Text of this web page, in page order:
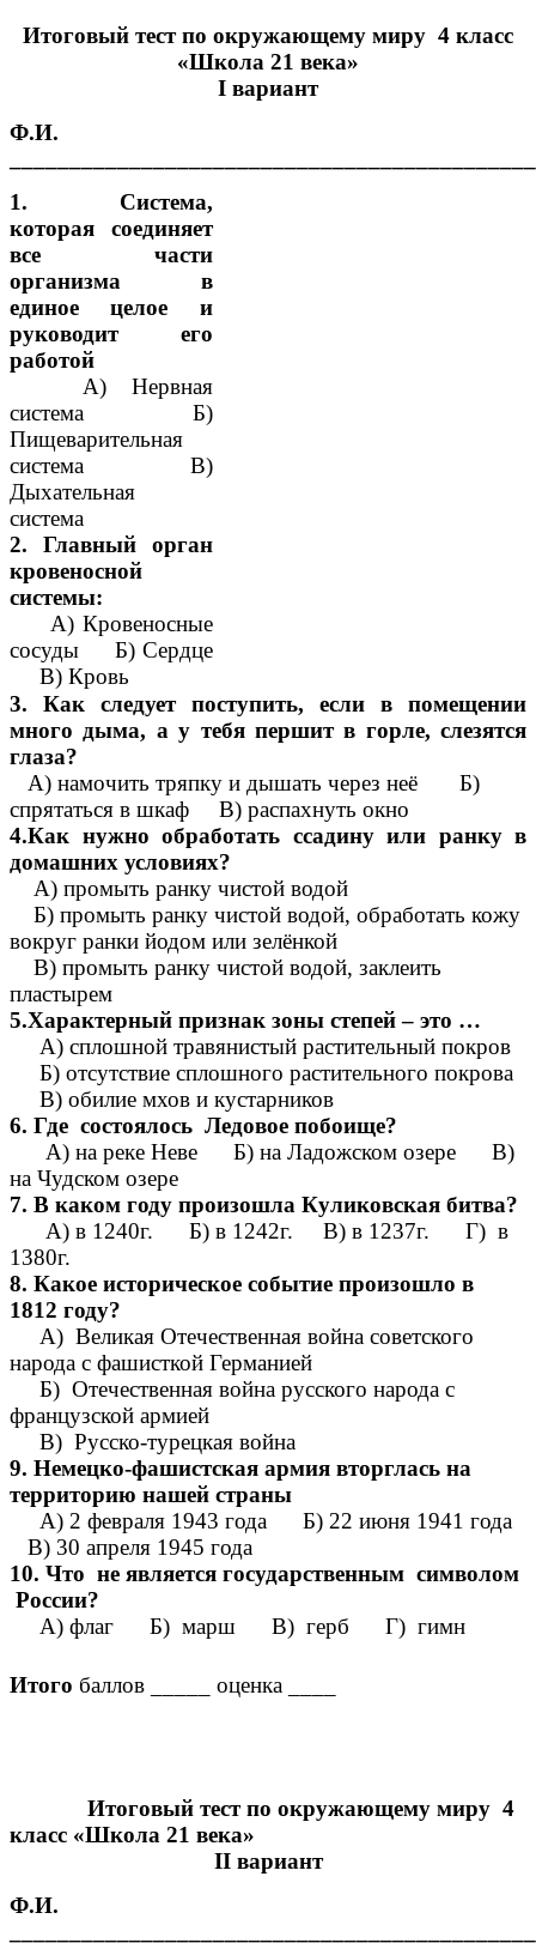
Итоговый тест по окружающему миру 4 класс
«Школа 21 века»
I вариант
Ф.И.
1. Система,
которая соединяет
все части
организма в
единое целое и
руководит его
работой
А) Нервная
система Б)
Пищеварительная
система В)
Дыхательная
система
2. Главный орган
кровеносной
системы:
А) Кровеносные
сосуды Б) Сердце
В) Кровь
3. Как следует поступить, если в помещении
много дыма, а у тебя першит в горле, слезятся
глаза?
А) намочить тряпку и дышать через неё Б)
спрятаться в шкаф В) распахнуть окно
4.Как нужно обработать ссадину или ранку в
домашних условиях?
А) промыть ранку чистой водой
Б) промыть ранку чистой водой, обработать кожу
вокруг ранки йодом или зелёнкой
В) промыть ранку чистой водой, заклеить
пластырем
5.Характерный признак зоны степей – это …
А) сплошной травянистый растительный покров
Б) отсутствие сплошного растительного покрова
В) обилие мхов и кустарников
6. Где состоялось Ледовое побоище?
А) на реке Неве Б) на Ладожском озере В)
на Чудском озере
7. В каком году произошла Куликовская битва?
А) в 1240г. Б) в 1242г. В) в 1237г. Г) в
1380г.
8. Какое историческое событие произошло в
1812 году?
А) Великая Отечественная война советского
народа с фашисткой Германией
Б) Отечественная война русского народа с
французской армией
В) Русско-турецкая война
9. Немецко-фашистская армия вторглась на
территорию нашей страны
А) 2 февраля 1943 года Б) 22 июня 1941 года
В) 30 апреля 1945 года
10. Что не является государственным символом
России?
А) флаг Б) марш В) герб Г) гимн
Итого баллов _____ оценка ____
Итоговый тест по окружающему миру 4
класс «Школа 21 века»
II вариант
Ф.И.